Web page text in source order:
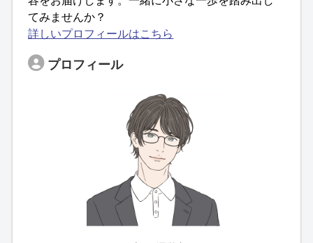
てみませんか？
詳しいプロフィールはこちら
プロフィール